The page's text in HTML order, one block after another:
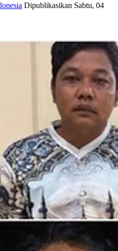
Dipublikasikan Sabtu, 04